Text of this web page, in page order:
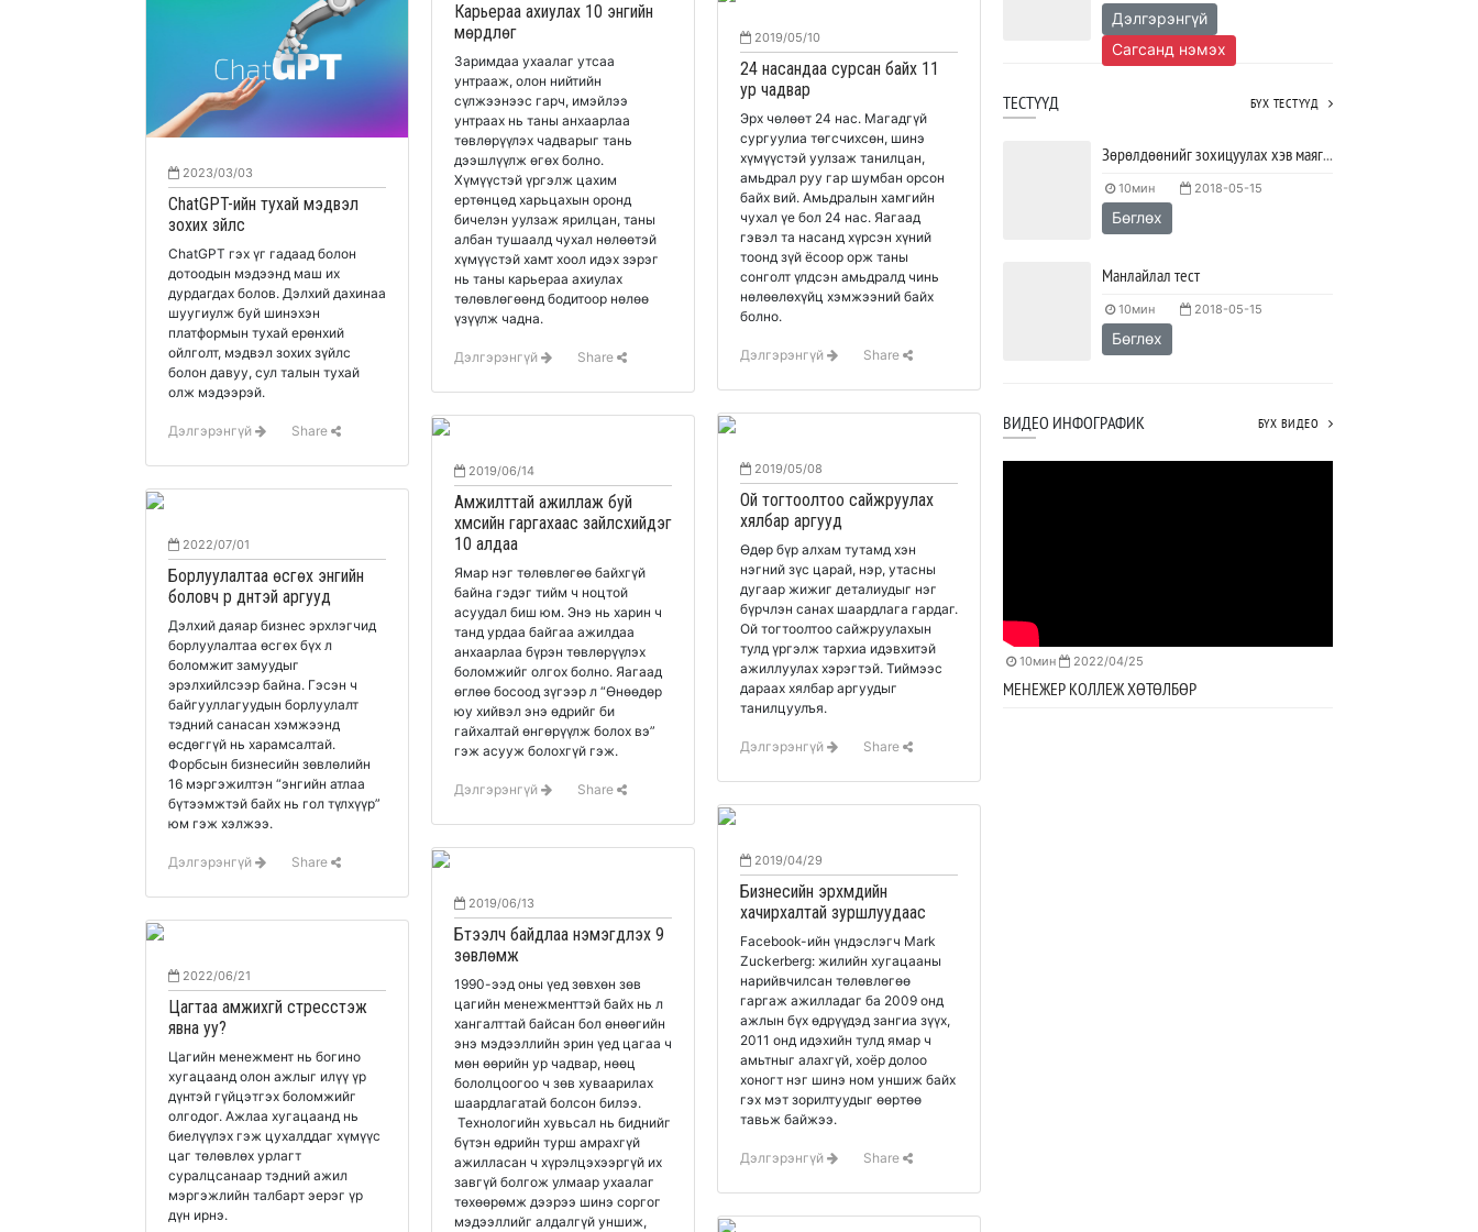
2023/03/03
ChatGPT-ийн тухай мэдвэл
зохих зүйлс
ChatGPT гэх үг гадаад болон
дотоодын мэдээнд маш их
дурдагдах болов. Дэлхий дахинаа
шуугиулж буй шинэхэн
платформын тухай ерөнхий
ойлголт, мэдвэл зохих зүйлс
болон давуу, сул талын тухай
олж мэдээрэй.
Дэлгэрэнгүй Share
2022/07/01
Борлуулалтаа өсгөх энгийн
боловч үр дүнтэй аргууд
Дэлхий даяар бизнес эрхлэгчид
борлуулалтаа өсгөх бүх л
боломжит замуудыг
эрэлхийлсээр байна. Гэсэн ч
байгууллагуудын борлуулалт
тэдний санасан хэмжээнд
өсдөггүй нь харамсалтай.
Форбсын бизнесийн зөвлөлийн
16 мэргэжилтэн “энгийн атлаа
бүтээмжтэй байх нь гол түлхүүр”
юм гэж хэлжээ.
Дэлгэрэнгүй Share
2022/06/21
Цагтаа амжихгүй стресстэж
явна уу?
Цагийн менежмент нь богино
хугацаанд олон ажлыг илүү үр
дүнтэй гүйцэтгэх боломжийг
олгодог. Ажлаа хугацаанд нь
биелүүлэх гэж цухалддаг хүмүүс
цаг төлөвлөх урлагт
суралцсанаар тэдний ажил
мэргэжлийн талбарт эерэг үр
дүн ирнэ.
Карьераа ахиулах 10 энгийн
мөрдлөг
Заримдаа ухаалаг утсаа
унтрааж, олон нийтийн
сүлжээнээс гарч, имэйлээ
унтраах нь таны анхаарлаа
төвлөрүүлэх чадварыг тань
дээшлүүлж өгөх болно.
Хүмүүстэй үргэлж цахим
ертөнцөд харьцахын оронд
бичелэн уулзаж ярилцан, таны
албан тушаалд чухал нөлөөтэй
хүмүүстэй хамт хоол идэх зэрэг
нь таны карьераа ахиулах
төлөвлөгөөнд бодитоор нөлөө
үзүүлж чадна.
Дэлгэрэнгүй Share
2019/06/14
Амжилттай ажиллаж буй
хүмүүсийн гаргахаас зайлсхийдэг
10 алдаа
Ямар нэг төлөвлөгөө байхгүй
байна гэдэг тийм ч ноцтой
асуудал биш юм. Энэ нь харин ч
танд урдаа байгаа ажилдаа
анхаарлаа бүрэн төвлөрүүлэх
боломжийг олгох болно. Яагаад
өглөө босоод зүгээр л “Өнөөдөр
юу хийвэл энэ өдрийг би
гайхалтай өнгөрүүлж болох вэ”
гэж асууж болохгүй гэж.
Дэлгэрэнгүй Share
2019/06/13
Бүтээлч байдлаа нэмэгдүүлэх 9
зөвлөмж
1990-ээд оны үед зөвхөн зөв
цагийн менежменттэй байх нь л
хангалттай байсан бол өнөөгийн
энэ мэдээллийн эрин үед цагаа ч
мөн өөрийн ур чадвар, нөөц
бололцоогоо ч зөв хуваарилах
шаардлагатай болсон билээ.
Технологийн хувьсал нь биднийг
бүтэн өдрийн турш амрахгүй
ажилласан ч хүрэлцэхээргүй их
завгүй болгож улмаар ухаалаг
төхөөрөмж дээрээ шинэ соргог
мэдээллийг алдалгүй уншиж,
2019/05/10
24 насандаа сурсан байх 11
ур чадвар
Эрх чөлөөт 24 нас. Магадгүй
сургуулиа төгсчихсөн, шинэ
хүмүүстэй уулзаж танилцан,
амьдрал руу гар шумбан орсон
байх вий. Амьдралын хамгийн
чухал үе бол 24 нас. Яагаад
гэвэл та насанд хүрсэн хүний
тоонд зүй ёсоор орж таны
сонголт үлдсэн амьдралд чинь
нөлөөлөхүйц хэмжээний байх
болно.
Дэлгэрэнгүй Share
2019/05/08
Ой тогтоолтоо сайжруулах
хялбар аргууд
Өдөр бүр алхам тутамд хэн
нэгний зүс царай, нэр, утасны
дугаар жижиг деталиудыг нэг
бүрчлэн санах шаардлага гардаг.
Ой тогтоолтоо сайжруулахын
тулд үргэлж тархиа идэвхитэй
ажиллуулах хэрэгтэй. Тиймээс
дараах хялбар аргуудыг
танилцуулъя.
Дэлгэрэнгүй Share
2019/04/29
Бизнесийн эрхмүүдийн
хачирхалтай зуршлуудаас
Facebook-ийн үндэслэгч Mark
Zuckerberg: жилийн хугацааны
нарийвчилсан төлөвлөгөө
гаргаж ажилладаг ба 2009 онд
ажлын бүх өдрүүдэд зангиа зүүх,
2011 онд идэхийн тулд ямар ч
амьтныг алахгүй, хоёр долоо
хоногт нэг шинэ ном уншиж байх
гэх мэт зорилтуудыг өөртөө
тавьж байжээ.
Дэлгэрэнгүй Share
Дэлгэрэнгүй
Сагсанд нэмэх
ТЕСТҮҮД БҮХ ТЕСТҮҮД
Зөрөлдөөнийг зохицуулах хэв маягийг тодорхойлох тест
10мин 2018-05-15
Бөглөх
Манлайлал тест
10мин 2018-05-15
Бөглөх
ВИДЕО ИНФОГРАФИК БҮХ ВИДЕО
10мин 2022/04/25
МЕНЕЖЕР КОЛЛЕЖ ХӨТӨЛБӨР